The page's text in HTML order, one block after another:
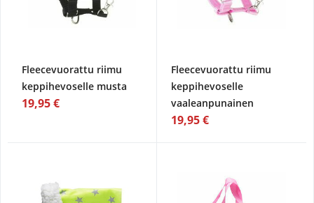
Fleecevuorattu riimu
keppihevoselle musta
19,95 €
Fleecevuorattu riimu
keppihevoselle
vaaleanpunainen
19,95 €